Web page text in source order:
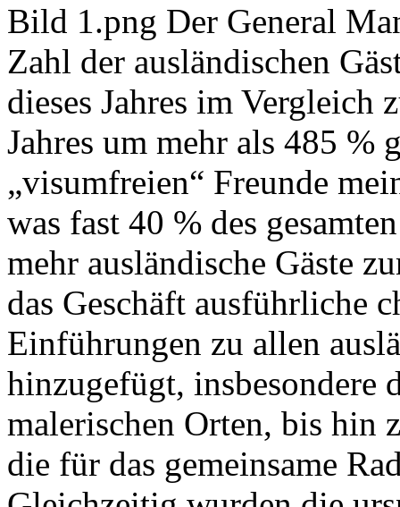
Bild 1.png Der General
Zahl der ausländischen
dieses Jahres im Vergleich
Jahres um mehr als 485 %
„visumfreien“ Freunde
was fast 40 % des
mehr ausländische Gäste
das Geschäft ausführliche
Einführungen zu allen
hinzugefügt, insbesondere
malerischen Orten, bis hin
die für das gemeinsame